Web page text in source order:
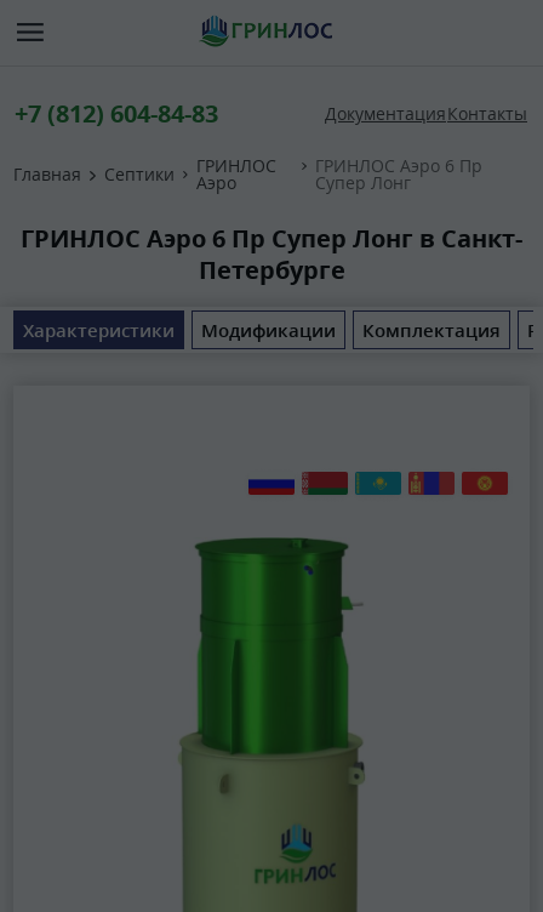
+7 (812) 604-84-83 ДокументацияКонтакты
Главная Септики ГРИНЛОС
Аэро
ГРИНЛОС Аэро 6 Пр
Супер Лонг
ГРИНЛОС Аэро 6 Пр Супер Лонг в Санкт-
Петербурге
Характеристики Модификации Комплектация